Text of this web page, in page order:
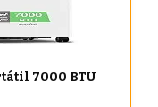
7000 BTU